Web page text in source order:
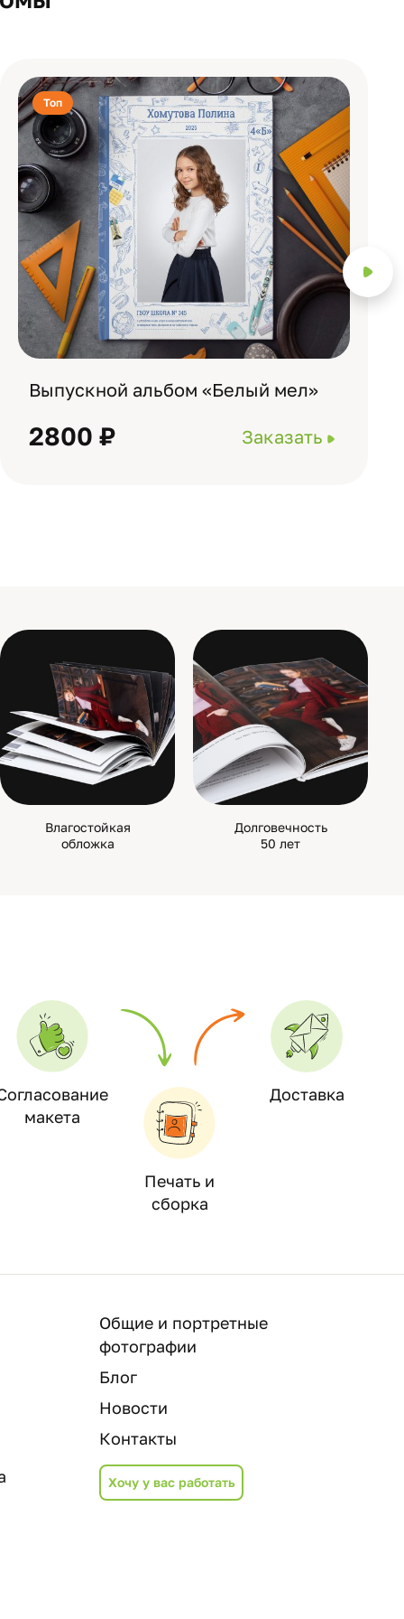
Топ
Выпускной альбом «Белый мел»
2800 ₽ Заказать
Влагостойкая
обложка
Долговечность
50 лет
макета
Печать и
сборка
Доставка
Общие и портретные
фотографии
Блог
Новости
Контакты
Хочу у вас работать